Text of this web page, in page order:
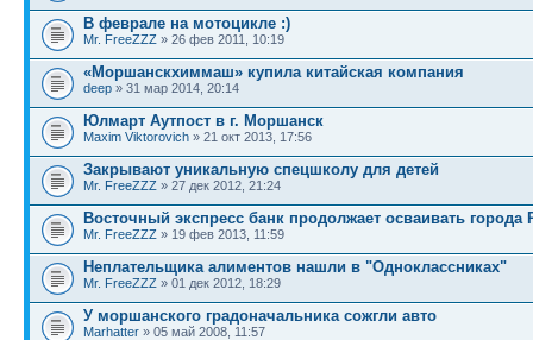
В феврале на мотоцикле :)
Mr. FreeZZZ » 26 фев 2011, 10:19
«Моршанскхиммаш» купила китайская компания
deep » 31 мар 2014, 20:14
Юлмарт Аутпост в г. Моршанск
Maxim Viktorovich » 21 окт 2013, 17:56
Закрывают уникальную спецшколу для детей
Mr. FreeZZZ » 27 дек 2012, 21:24
Восточный экспресс банк продолжает осваивать города
Mr. FreeZZZ » 19 фев 2013, 11:59
Неплательщика алиментов нашли в "Одноклассниках"
Mr. FreeZZZ » 01 дек 2012, 18:29
У моршанского градоначальника сожгли авто
Marhatter » 05 май 2008, 11:57